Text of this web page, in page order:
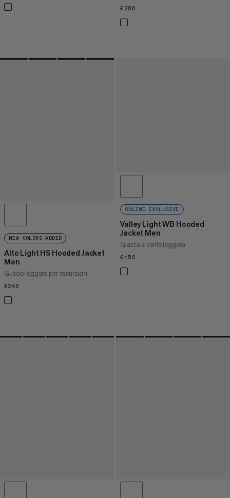
€280
NEW COLORS ADDED
Alto Light HS Hooded Jacket
Men
Guscio leggero per escursioni.
€240
ONLINE EXCLUSIVE
Valley Light WB Hooded
Jacket Men
Giacca a vento leggera
€150